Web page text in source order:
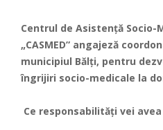
Centrul de Asistență Socio-
„CASMED” angajeză
municipiul Bălți, pentru
îngrijiri socio-medicale la
Ce responsabilități vei avea